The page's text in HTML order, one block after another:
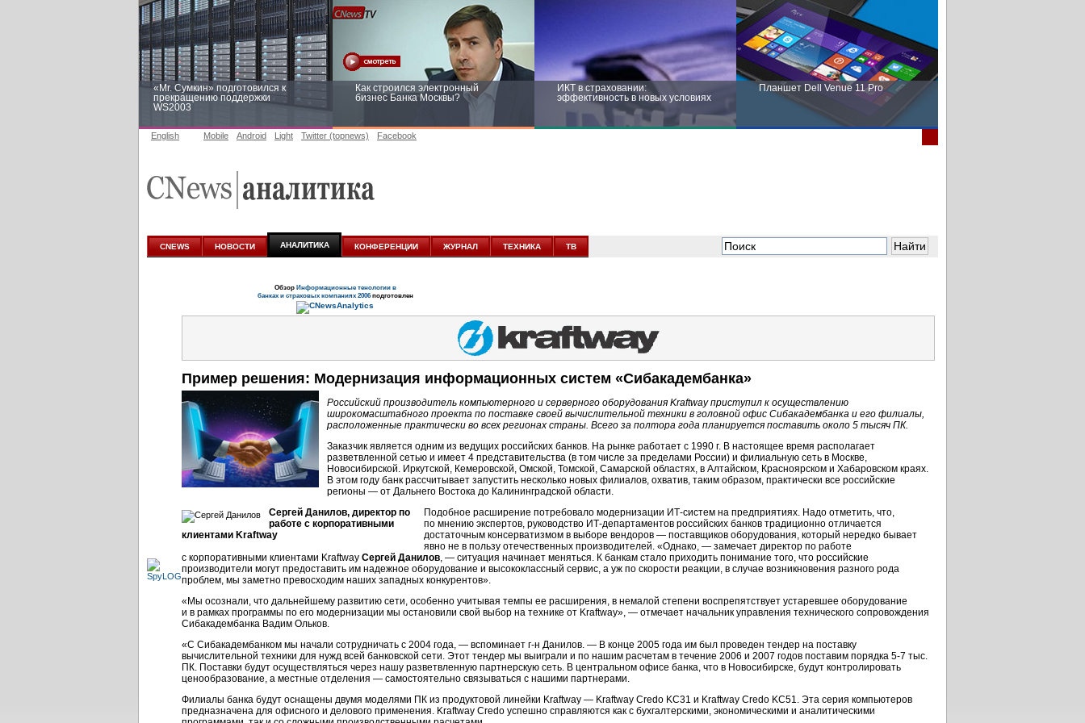
«Mr. Сумкин» подготовился к
прекращению поддержки
WS2003
Как строился электронный
бизнес Банка Москвы?
ИКТ в страховании:
эффективность в новых условиях
Планшет Dell Venue 11 Pro
аналитике
новых условиях
English Mobile Android Light Twitter (topnews) Facebook
CNEWS НОВОСТИ АНАЛИТИКА КОНФЕРЕНЦИИ ЖУРНАЛ ТЕХНИКА ТВ
Обзор Информационные тенологии в
банках и страховых компаниях 2006подготовлен
Пример решения: Модернизация информационных систем «Сибакадембанка»
Российский производитель компьютерного и серверного оборудования Kraftway приступил к осуществлению
широкомасштабного проекта по поставке своей вычислительной техники в головной офис Сибакадембанка и его филиалы,
расположенные практически во всех регионах страны. Всего за полтора года планируется поставить около 5 тысяч ПК.
Заказчик является одним из ведущих российских банков. На рынке работает с 1990 г. В настоящее время располагает
разветвленной сетью и имеет 4 представительства (в том числе за пределами России) и филиальную сеть в Москве,
Новосибирской. Иркутской, Кемеровской, Омской, Томской, Самарской областях, в Алтайском, Красноярском и Хабаровском краях.
В этом году банк рассчитывает запустить несколько новых филиалов, охватив, таким образом, практически все российские
регионы — от Дальнего Востока до Калининградской области.
Сергей Данилов, директор по
работе с корпоративными
клиентами Kraftway
Подобное расширение потребовало модернизации ИТ-систем на предприятиях. Надо отметить, что,
по мнению экспертов, руководство ИТ-департаментов российских банков традиционно отличается
достаточным консерватизмом в выборе вендоров — поставщиков оборудования, который нередко бывает
явно не в пользу отечественных производителей. «Однако, — замечает директор по работе
с корпоративными клиентами Kraftway Сергей Данилов, — ситуация начинает меняться. К банкам стало приходить понимание того, что российские
производители могут предоставить им надежное оборудование и высококлассный сервис, а уж по скорости реакции, в случае возникновения разного рода
проблем, мы заметно превосходим наших западных конкурентов».
«Мы осознали, что дальнейшему развитию сети, особенно учитывая темпы ее расширения, в немалой степени воспрепятствует устаревшее оборудование
и в рамках программы по его модернизации мы остановили свой выбор на технике от Kraftway», — отмечает начальник управления технического сопровождения
Сибакадембанка Вадим Ольков.
«С Сибакадембанком мы начали сотрудничать с 2004 года, — вспоминает г-н Данилов. — В конце 2005 года им был проведен тендер на поставку
вычислительной техники для нужд всей банковской сети. Этот тендер мы выиграли и по нашим расчетам в течение 2006 и 2007 годов поставим порядка 5-7 тыс.
ПК. Поставки будут осуществляться через нашу разветвленную партнерскую сеть. В центральном офисе банка, что в Новосибирске, будут контролировать
ценообразование, а местные отделения — самостоятельно связываться с нашими партнерами.
Филиалы банка будут оснащены двумя моделями ПК из продуктовой линейки Kraftway — Kraftway Credo KC31 и Kraftway Credo KC51. Эта серия компьютеров
предназначена для офисного и делового применения. Kraftway Credo успешно справляются как с бухгалтерскими, экономическими и аналитическими